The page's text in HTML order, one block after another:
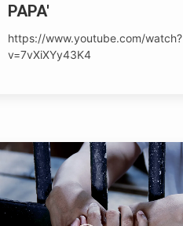
PAPA'
https://www.youtube.com/watch?
v=7vXiXYy43K4